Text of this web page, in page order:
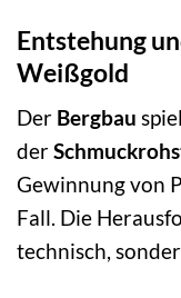
Entstehung
Weißgold
Der Bergbau
der
Gewinnung von
Fall. Die
technisch,